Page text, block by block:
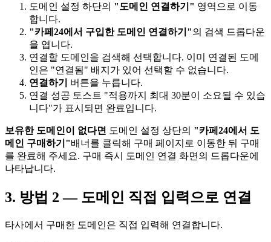
도메인 설정 하단의 "도메인 연결하기" 영역으로 이동
합니다.
"카페24에서 구입한 도메인 연결하기"의 검색 드롭다운
을 엽니다.
연결할 도메인을 검색해 선택합니다. 이미 연결된 도메
인은 "연결됨" 배지가 있어 선택할 수 없습니다.
연결하기
버튼을 누릅니다.
연결 성공 토스트 "적용까지 최대 30분이 소요될 수 있습
니다"가 표시되면 완료입니다.
보유한 도메인이 없다면 도메인 설정 상단의 "카페24에서 도
메인 구매하기"배너를 클릭해 구매 페이지로 이동한 뒤 구매
를 완료해 주세요. 구매 즉시 도메인 연결 화면의 드롭다운에
나타납니다.
3. 방법 2 — 도메인 직접 입력으로 연결
타사에서 구매한 도메인은 직접 입력해 연결합니다.